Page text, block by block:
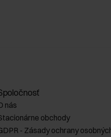
nás
obchody
- Zásady ochrany